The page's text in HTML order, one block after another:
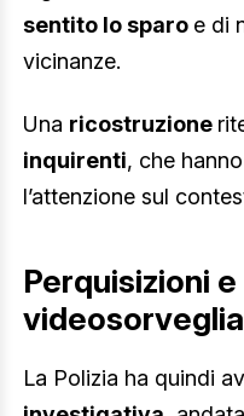
sentito lo sparo e di
vicinanze.
Una ricostruzione
inquirenti, che
l’attenzione sul
Perquisizioni
La Polizia ha quindi